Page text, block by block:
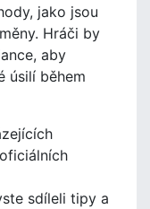
jako jsou
Hráči by
aby
úsilí během
sdíleli tipy a